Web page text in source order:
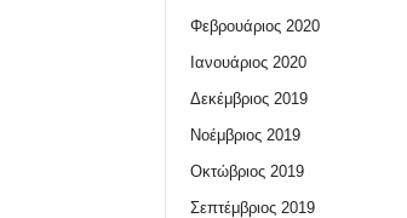
Φεβρουάριος 2020
Ιανουάριος 2020
Δεκέμβριος 2019
Νοέμβριος 2019
Οκτώβριος 2019
Σεπτέμβριος 2019